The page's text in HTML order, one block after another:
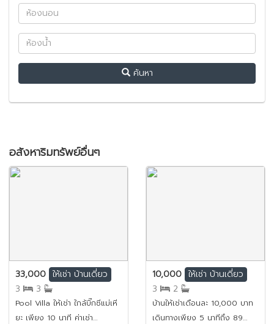
ค้นหา
อสังหาริมทรัพย์อื่นๆ
33,000 ให้เช่า บ้านเดี่ยว
3
3
Pool Villa ให้เช่า ใกล้บิ๊กซีแม่เหี
ยะ เพียง 10 นาที ค่าเช่า
10,000 ให้เช่า บ้านเดี่ยว
3
2
บ้านให้เช่าเดือนละ 10,000 บาท
เดินทางเพียง 5 นาทีถึง 89